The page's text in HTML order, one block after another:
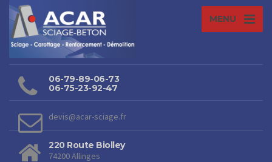
MENU
06-79-89-06-73
06-75-23-92-47
devis@acar-sciage.fr
220 Route Biolley
74200 Allinges